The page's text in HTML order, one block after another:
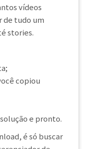
vídeos
de tudo um
stories.
copiou
e pronto.
é só buscar